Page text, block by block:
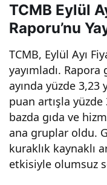
TCMB Eylül
Raporu’nu
TCMB, Eylül Ayı
yayımladı.
ayında yüzde 3,23
puan artışla
bazda gıda ve
ana gruplar oldu.
kuraklık kaynaklı
etkisiyle olumsuz
ve
Ekonomiy
e Etkileri!